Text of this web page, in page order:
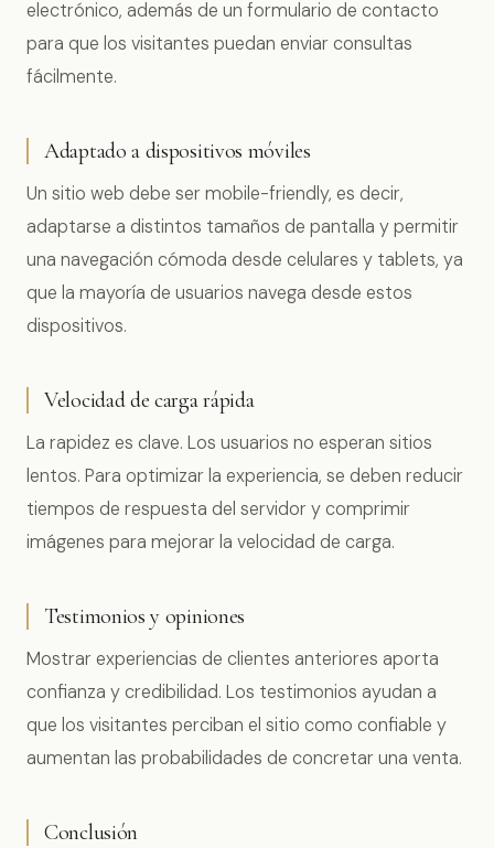
electrónico, además de un formulario de contacto
para que los visitantes puedan enviar consultas
fácilmente.
Adaptado a dispositivos móviles
Un sitio web debe ser mobile-friendly, es decir,
adaptarse a distintos tamaños de pantalla y permitir
una navegación cómoda desde celulares y tablets, ya
que la mayoría de usuarios navega desde estos
dispositivos.
Velocidad de carga rápida
La rapidez es clave. Los usuarios no esperan sitios
lentos. Para optimizar la experiencia, se deben reducir
tiempos de respuesta del servidor y comprimir
imágenes para mejorar la velocidad de carga.
Testimonios y opiniones
Mostrar experiencias de clientes anteriores aporta
confianza y credibilidad. Los testimonios ayudan a
que los visitantes perciban el sitio como confiable y
aumentan las probabilidades de concretar una venta.
Conclusión